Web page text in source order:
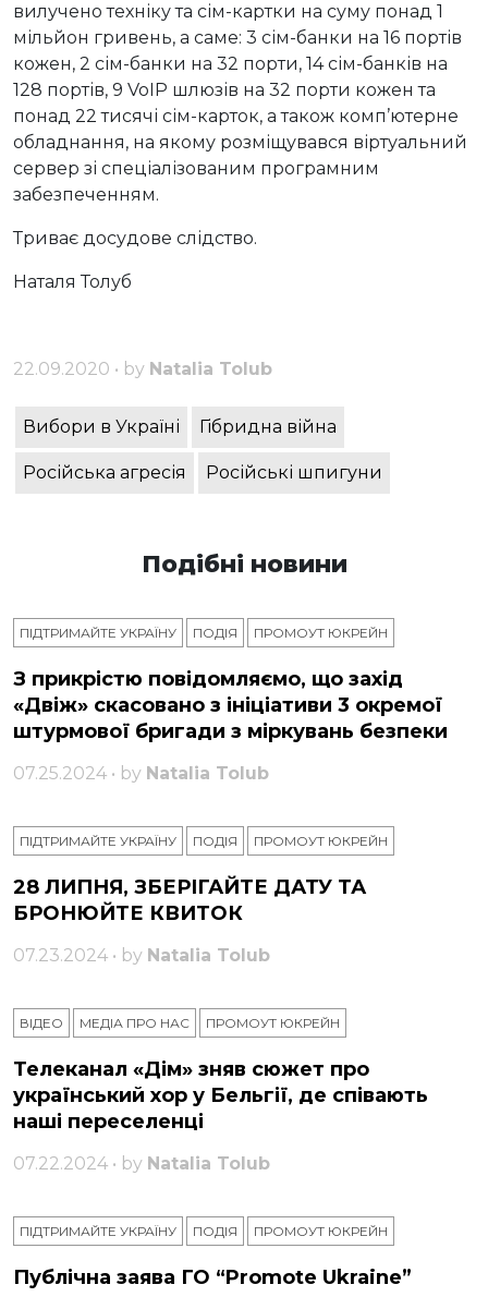
вилучено техніку та сім-картки на суму понад 1
мільйон гривень, а саме: 3 сім-банки на 16 портів
кожен, 2 сім-банки на 32 порти, 14 сім-банків на
128 портів, 9 VoIP шлюзів на 32 порти кожен та
понад 22 тисячі сім-карток, а також комп’ютерне
обладнання, на якому розміщувався віртуальний
сервер зі спеціалізованим програмним
забезпеченням.
Триває досудове слідство.
Наталя Толуб
22.09.2020 • by Natalia Tolub
Вибори в Україні Гібридна війна
Російська агресія Російські шпигуни
Подібні новини
ПІДТРИМАЙТЕ УКРАЇНУ ПОДІЯ ПРОМОУТ ЮКРЕЙН
З прикрістю повідомляємо, що захід
«Двіж» скасовано з ініціативи 3 окремої
штурмової бригади з міркувань безпеки
07.25.2024 • by Natalia Tolub
ПІДТРИМАЙТЕ УКРАЇНУ ПОДІЯ ПРОМОУТ ЮКРЕЙН
28 ЛИПНЯ, ЗБЕРІГАЙТЕ ДАТУ ТА
БРОНЮЙТЕ КВИТОК
07.23.2024 • by Natalia Tolub
ВІДЕО МЕДІА ПРО НАС ПРОМОУТ ЮКРЕЙН
Телеканал «Дім» зняв сюжет про
український хор у Бельгії, де співають
наші переселенці
07.22.2024 • by Natalia Tolub
ПІДТРИМАЙТЕ УКРАЇНУ ПОДІЯ ПРОМОУТ ЮКРЕЙН
Публічна заява ГО “Promote Ukraine”